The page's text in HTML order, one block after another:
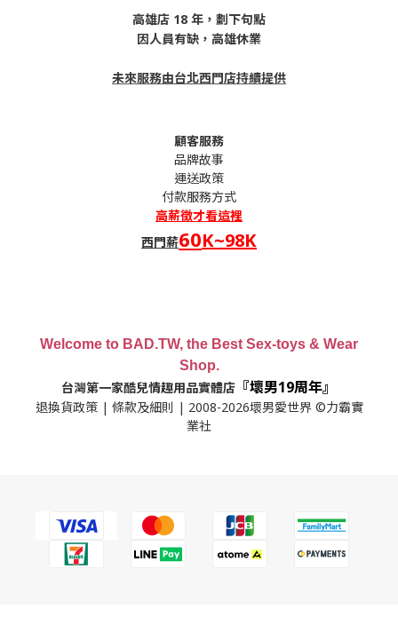
高雄店 18 年，劃下句點
因人員有缺，高雄休業
未來服務由台北西門店持續提供
顧客服務
品牌故事
運送政策
付款服務方式
高薪徵才看這裡
西門薪60K~98K
Welcome to BAD.TW, the Best Sex-toys & Wear
Shop.
台灣第一家酷兒情趣用品實體店 『壞男19周年』
退換貨政策| 條款及細則 | 2008-2026壞男愛世界 ©力霸實
業社